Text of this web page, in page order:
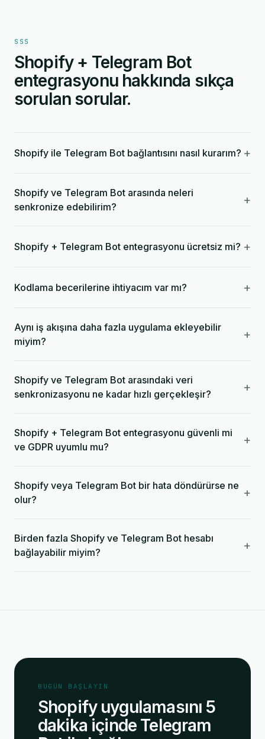
SSS
Shopify + Telegram Bot
entegrasyonu hakkında sıkça
sorulan sorular.
Shopify ile Telegram Bot bağlantısını nasıl kurarım? +
Shopify ve Telegram Bot arasında neleri
senkronize edebilirim?
+
Shopify + Telegram Bot entegrasyonu ücretsiz mi? +
Kodlama becerilerine ihtiyacım var mı? +
Aynı iş akışına daha fazla uygulama ekleyebilir
miyim?
+
Shopify ve Telegram Bot arasındaki veri
senkronizasyonu ne kadar hızlı gerçekleşir?
+
Shopify + Telegram Bot entegrasyonu güvenli mi
ve GDPR uyumlu mu?
+
Shopify veya Telegram Bot bir hata döndürürse ne
olur?
+
Birden fazla Shopify ve Telegram Bot hesabı
bağlayabilir miyim?
+
BUGÜN BAŞLAYIN
Shopify uygulamasını 5
dakika içinde Telegram